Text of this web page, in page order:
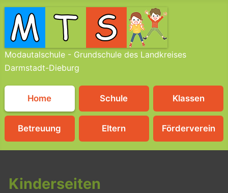
Modautalschule - Grundschule des Landkreises
Darmstadt-Dieburg
Home Schule Klassen
Betreuung Eltern Förderverein
Kinderseiten